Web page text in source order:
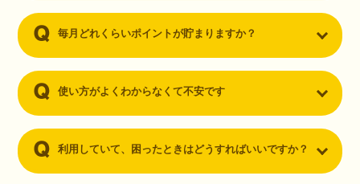
毎月どれくらいポイントが貯まりますか？
使い方がよくわからなくて不安です
利用していて、困ったときはどうすればいいですか？